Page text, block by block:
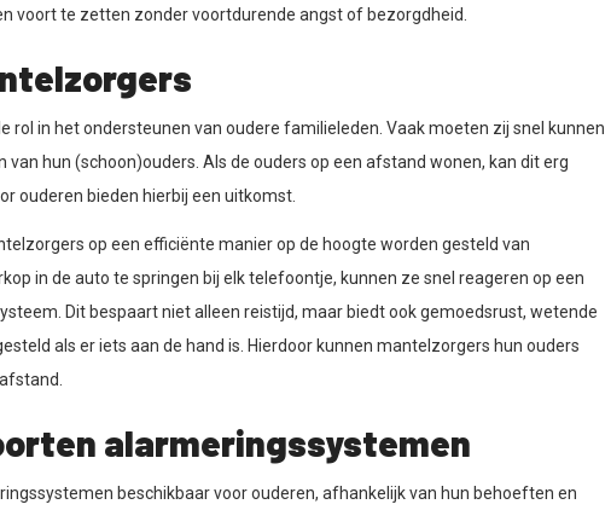
voort te zetten zonder voortdurende angst of bezorgdheid.
rol in het ondersteunen van oudere familieleden. Vaak moeten zij snel kunnen
hun (schoon)ouders. Als de ouders op een afstand wonen, kan dit erg
ouderen bieden hierbij een uitkomst.
op een efficiënte manier op de hoogte worden gesteld van
in de auto te springen bij elk telefoontje, kunnen ze snel reageren op een
Dit bespaart niet alleen reistijd, maar biedt ook gemoedsrust, wetende
als er iets aan de hand is. Hierdoor kunnen mantelzorgers hun ouders
alarmeringssystemen
beschikbaar voor ouderen, afhankelijk van hun behoeften en